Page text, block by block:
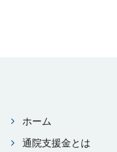
ホーム
通院⽀援⾦とは